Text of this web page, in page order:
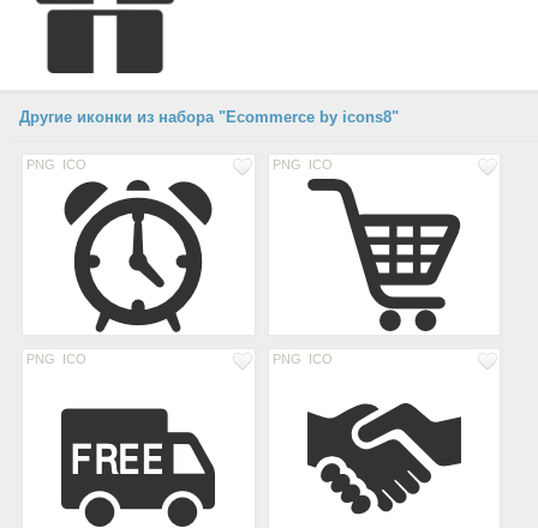
Другие иконки из набора "Ecommerce by icons8"
PNG ICO PNG ICO
PNG ICO PNG ICO